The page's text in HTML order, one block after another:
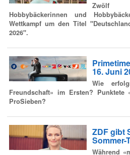
Zwölf
Hobbybäckerinnen und
Wettkampf um den Titel
2026".
16. Juni
Wie
Freundschaft» im Ersten? Punktete
ProSieben?
ZDF gibt
Sommer-
Während